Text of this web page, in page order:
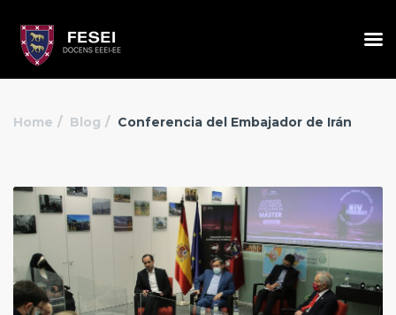
Home Blog Conferencia del Embajador de Irán